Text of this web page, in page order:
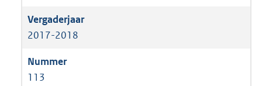
2017-2018
113